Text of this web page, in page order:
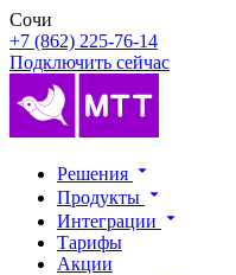
Сочи
+7 (862) 225-76-14
Подключить сейчас
Решения
Продукты
Интеграции
Тарифы
Акции